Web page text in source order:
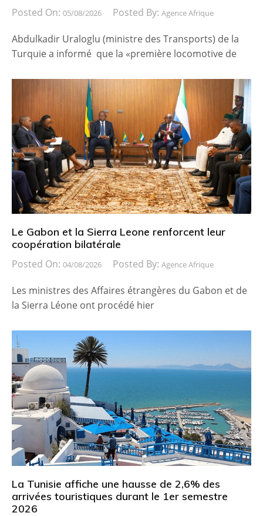
Posted On: 05/08/2026 Posted By: Agence Afrique
Abdulkadir Uraloglu (ministre des Transports) de la
Turquie a informé que la «première locomotive de
Le Gabon et la Sierra Leone renforcent leur
coopération bilatérale
Posted On: 04/08/2026 Posted By: Agence Afrique
Les ministres des Affaires étrangères du Gabon et de
la Sierra Léone ont procédé hier
La Tunisie affiche une hausse de 2,6% des
arrivées touristiques durant le 1er semestre
2026